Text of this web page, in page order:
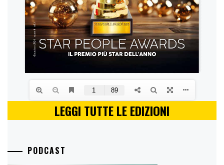
LEGGI TUTTE LE EDIZIONI
PODCAST